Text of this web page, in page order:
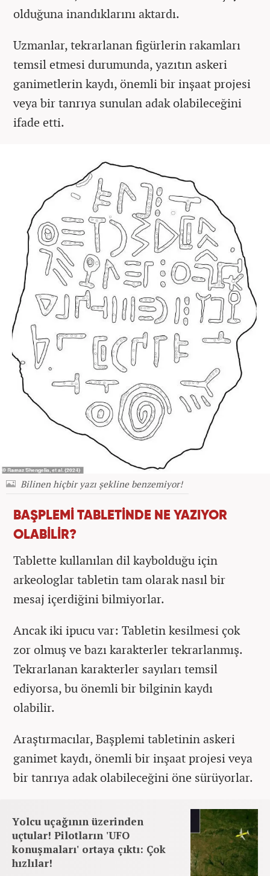
olduğuna inandıklarını aktardı.
Uzmanlar, tekrarlanan figürlerin rakamları
temsil etmesi durumunda, yazıtın askeri
ganimetlerin kaydı, önemli bir inşaat projesi
veya bir tanrıya sunulan adak olabileceğini
ifade etti.
Bilinen hiçbir yazı şekline benzemiyor!
BAŞPLEMİ TABLETİNDE NE YAZIYOR
OLABİLİR?
Tablette kullanılan dil kaybolduğu için
arkeologlar tabletin tam olarak nasıl bir
mesaj içerdiğini bilmiyorlar.
Ancak iki ipucu var: Tabletin kesilmesi çok
zor olmuş ve bazı karakterler tekrarlanmış.
Tekrarlanan karakterler sayıları temsil
ediyorsa, bu önemli bir bilginin kaydı
olabilir.
Araştırmacılar, Başplemi tabletinin askeri
ganimet kaydı, önemli bir inşaat projesi veya
bir tanrıya adak olabileceğini öne sürüyorlar.
Yolcu uçağının üzerinden
uçtular! Pilotların 'UFO
konuşmaları' ortaya çıktı: Çok
hızlılar!